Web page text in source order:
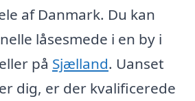
af Danmark. Du kan
låsesmede i en by i
eller på Sjælland. Uanset
dig, er der kvalificerede